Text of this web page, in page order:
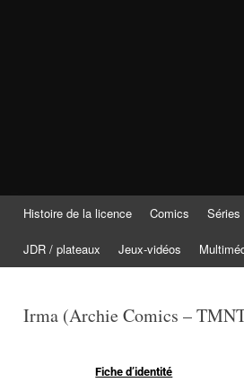
Tortuepédia
L'encyclopédie des Tortues Ninja !
Histoire de la licence Comics Séries
JDR / plateaux Jeux-vidéos
Irma (Archie Comics –
Fiche d’identité